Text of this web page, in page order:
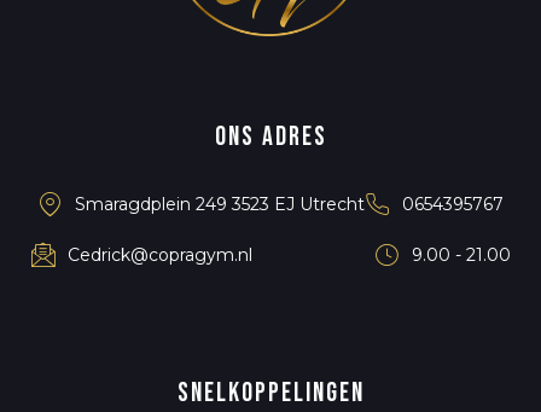
Ons adres
Smaragdplein 249 3523 EJ Utrecht 0654395767
Cedrick@copragym.nl 9.00 - 21.00
snelkoppelingen